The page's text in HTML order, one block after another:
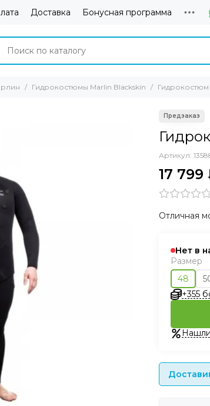
Доставка Бонусная программа
Гидрокостюмы Marlin Blackskin Гидрокостюм
Артикул:
17 799
Отличная
Нет в
Размер
48
+355